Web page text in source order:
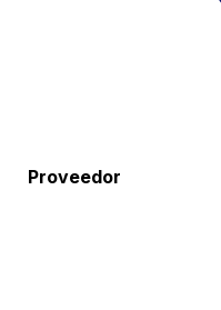
Proveedor